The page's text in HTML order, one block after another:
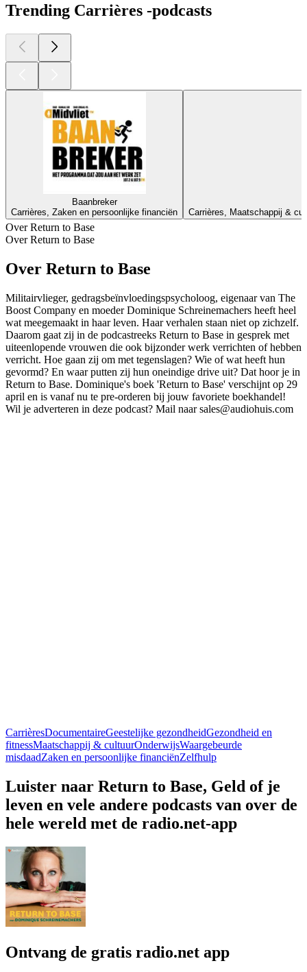
Trending Carrières -podcasts
Baanbreker
Carrières, Zaken en persoonlijke financiën
Carrières, Maatschappij &
Over Return to Base
Over Return to Base
Over Return to Base
Militairvlieger, gedragsbeïnvloedingspsycholoog, eigenaar van The
Boost Company en moeder Dominique Schreinemachers heeft heel
wat meegemaakt in haar leven. Haar verhalen staan niet op zichzelf.
Daarom gaat zij in de podcastreeks Return to Base in gesprek met
uiteenlopende vrouwen die ook bijzonder werk verrichten of hebben
verricht. Hoe gaan zij om met tegenslagen? Wie of wat heeft hun
gevormd? En waar putten zij hun oneindige drive uit? Dat hoor je in
Return to Base. Dominique's boek 'Return to Base' verschijnt op 29
april en is vanaf nu te pre-orderen bij jouw favoriete boekhandel!
Wil je adverteren in deze podcast? Mail naar sales@audiohuis.com
CarrièresDocumentaireGeestelijke gezondheidGezondheid en
fitnessMaatschappij & cultuurOnderwijsWaargebeurde
misdaadZaken en persoonlijke financiënZelfhulp
Luister naar Return to Base, Geld of je
leven en vele andere podcasts van over de
hele wereld met de radio.net-app
Ontvang de gratis radio.net app